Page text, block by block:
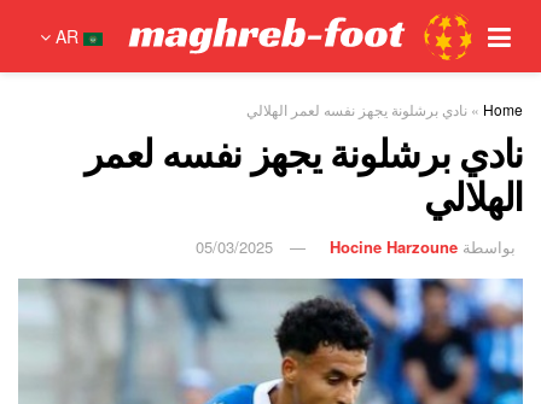
AR
Home
» نادي برشلونة يجهز نفسه لعمر الهلالي
نادي برشلونة يجهز نفسه لعمر
الهلالي
بواسطة Hocine Harzoune
05/03/2025